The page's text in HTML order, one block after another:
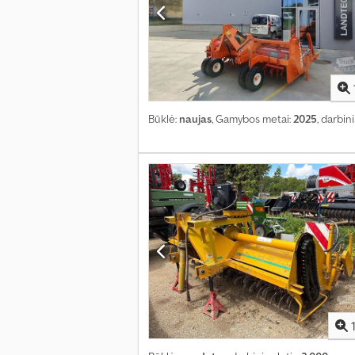
Būklė: naujas, Gamybos metai:2025,
1